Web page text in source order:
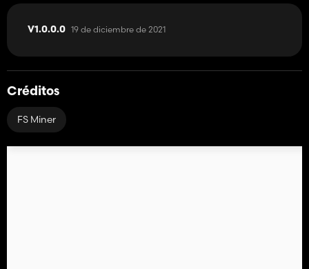
V1.0.0.0 19 de diciembre de 2021
Créditos
FS Miner